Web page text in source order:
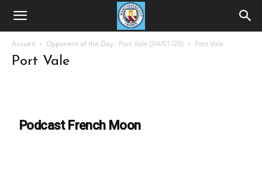
Accueil Opponent of the Day : Port Vale (04/01/20) Port Vale
Port Vale
Podcast French Moon